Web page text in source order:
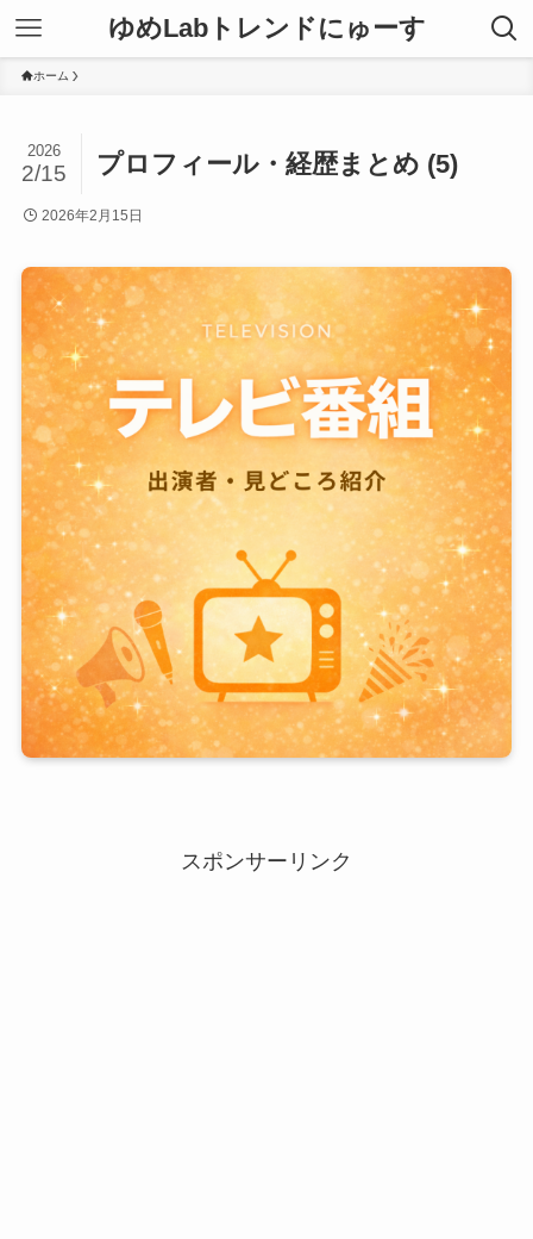
ゆめLabトレンドにゅーす
ホーム
プロフィール・経歴まとめ (5)
2026
2/15
2026年2月15日
スポンサーリンク